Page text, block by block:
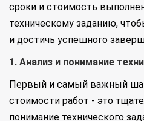
сроки и стоимость
техническому заданию,
и достичь успешного
1. Анализ и понимание
Первый и самый важный
стоимости работ - это
понимание технического